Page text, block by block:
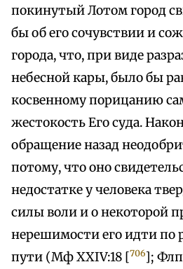
покинутый Лотом город
бы об его сочувствии и
города, что, при виде
небесной кары, было бы
косвенному порицанию
жестокость Его суда.
обращение назад
потому, что оно
недостатке у человека
силы воли и о некоторой
нерешимости его идти по
пути (Мф XXIV:18 [706];